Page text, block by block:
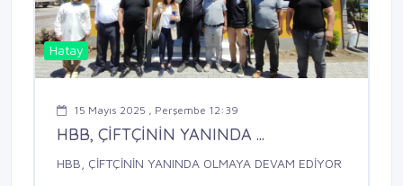
Hatay
15 Mayıs 2025 , Perşembe 12:39
HBB, ÇİFTÇİNİN YANINDA ...
HBB, ÇİFTÇİNİN YANINDA OLMAYA DEVAM EDİYOR